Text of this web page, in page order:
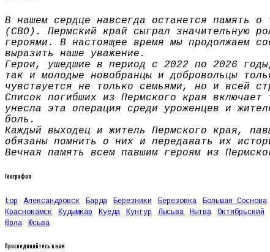
В нашем сердце навсегда останется память
(СВО). Пермский край сыграл значительную
героями. В настоящее время мы продолжаем
выразить наше уважение.
Герои, ушедшие в период с 2022 по 2026
так и молодые новобранцы и добровольцы
чувствуется не только семьями, но и всей
Список погибших из Пермского края
унесла эта операция среди уроженцев и
боль.
Каждый выходец и житель Пермского края,
обязаны помнить о них и передавать их
Вечная память всем павшим героям из
География
top Александровск Барда Березники Березовка Большая Соснова
Краснокамск
Кудымкар Куеда Кунгур Лысьва Нытва Октябрьский
Юрла
Юсьва
Присоединяйтесь к нам